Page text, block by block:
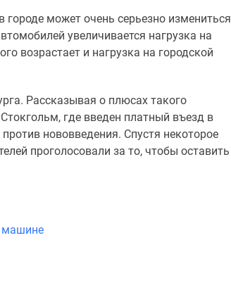
может очень серьезно измениться
увеличивается нагрузка на
возрастает и нагрузка на городской
Рассказывая о плюсах такого
где введен платный въезд в
нововведения. Спустя некоторое
проголосовали за то, чтобы оставить
машине